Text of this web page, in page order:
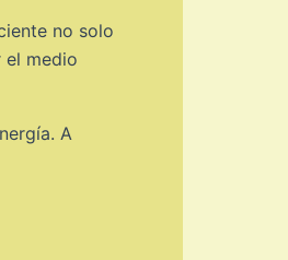
no solo
el medio
A